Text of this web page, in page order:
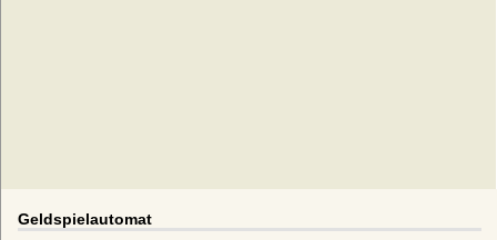
Geldspielautomat